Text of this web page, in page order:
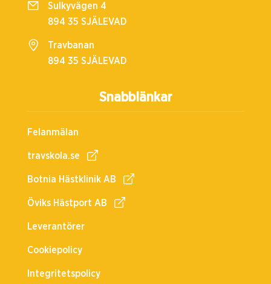
Snabblänkar
Felanmälan
travskola.se
Botnia Hästklinik AB
Öviks Hästport AB
Leverantörer
Cookiepolicy
Integritetspolicy
Sulkyvägen 4
894 35 SJÄLEVAD
Travbanan
894 35 SJÄLEVAD